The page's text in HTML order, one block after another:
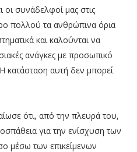
οι συνάδελφοί μας στις
πολλού τα ανθρώπινα όρια
και καλούνται να
ανάγκες με προσωπικό
κατάσταση αυτή δεν μπορεί
ότι, από την πλευρά του,
για την ενίσχυση των
μέσω των επικείμενων